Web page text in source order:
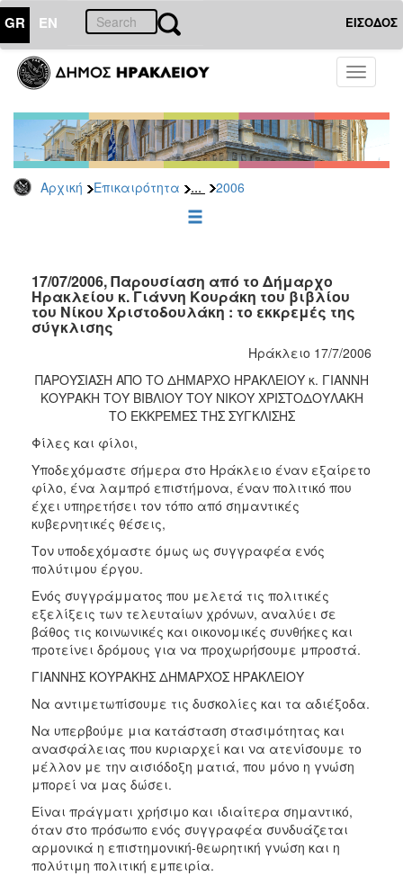
GR EN ΕΙΣΟΔΟΣ
Toggle
Αρχική Επικαιρότητα ... 2006
ΕΠΙΚΑΙΡΟΤΗΤΑ
Τύπου
Αρχείο
2026
2025
2022
2021
2020
2018
2016
2015
2013
2012
2011
2010
2006
ΕΠΙΣΚΕΠΤΗΣ
ΗΡΑΚΛΕΙΟ
17/07/2006, Παρουσίαση από το Δήμαρχο
Ηρακλείου κ. Γιάννη Κουράκη του βιβλίου
του Νίκου Χριστοδουλάκη : το εκκρεμές της
σύγκλισης
Ηράκλειο 17/7/2006
ΠΑΡΟΥΣΙΑΣΗ ΑΠΟ ΤΟ ΔΗΜΑΡΧΟ ΗΡΑΚΛΕΙΟΥ κ. ΓΙΑΝΝΗ
ΚΟΥΡΑΚΗ ΤΟΥ ΒΙΒΛΙΟΥ ΤΟΥ ΝΙΚΟΥ ΧΡΙΣΤΟΔΟΥΛΑΚΗ
ΤΟ ΕΚΚΡΕΜΕΣ ΤΗΣ ΣΥΓΚΛΙΣΗΣ
Φίλες και φίλοι,
Υποδεχόμαστε σήμερα στο Ηράκλειο έναν εξαίρετο
φίλο, ένα λαμπρό επιστήμονα, έναν πολιτικό που
έχει υπηρετήσει τον τόπο από σημαντικές
κυβερνητικές θέσεις,
Τον υποδεχόμαστε όμως ως συγγραφέα ενός
πολύτιμου έργου.
Ενός συγγράμματος που μελετά τις πολιτικές
εξελίξεις των τελευταίων χρόνων, αναλύει σε
βάθος τις κοινωνικές και οικονομικές συνθήκες και
προτείνει δρόμους για να προχωρήσουμε μπροστά.
ΓΙΑΝΝΗΣ ΚΟΥΡΑΚΗΣ ΔΗΜΑΡΧΟΣ ΗΡΑΚΛΕΙΟΥ
Να αντιμετωπίσουμε τις δυσκολίες και τα αδιέξοδα.
Να υπερβούμε μια κατάσταση στασιμότητας και
ανασφάλειας που κυριαρχεί και να ατενίσουμε το
μέλλον με την αισιόδοξη ματιά, που μόνο η γνώση
μπορεί να μας δώσει.
Είναι πράγματι χρήσιμο και ιδιαίτερα σημαντικό,
όταν στο πρόσωπο ενός συγγραφέα συνδυάζεται
αρμονικά η επιστημονική-θεωρητική γνώση και η
πολύτιμη πολιτική εμπειρία.